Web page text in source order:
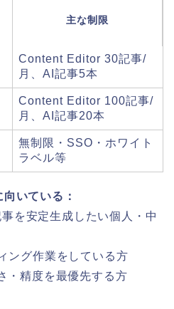
主な制限
Content Editor 30記事/
月、AI記事5本
Content Editor 100記事/
月、AI記事20本
無制限・SSO・ホワイト
ラベル等
いている：
を安定生成したい個人・中
ング作業をしている方
・精度を最優先する方